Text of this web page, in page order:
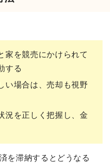
家を競売にかけられて
する
い場合は、売却も視野
況を正しく把握し、金
を滞納するとどうなる